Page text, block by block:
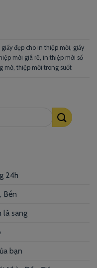
giấy đẹp cho in thiệp mời, giấy
mời giá rẽ, in thiệp mời số
mờ, thiệp mời trong suốt
24h
Bền
là sang
bạn